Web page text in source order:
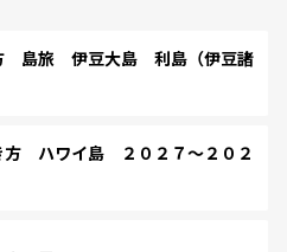
島旅 伊豆大島 利島（伊豆諸
ハワイ島 ２０２７～２０２